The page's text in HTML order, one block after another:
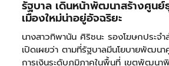
รัฐบาล เดินหน้าพัฒนาสร้างศูนย์
เมืองใหม่น่าอยู่อัจฉริยะ
นางสาวทิพานัน ศิริชนะ รองโฆษกประจ
เปิดเผยว่า ตามที่รัฐบาลมีนโยบายพัฒน
การเงินระดับภูมิภาคในพื้นที่ เขตพัฒนา